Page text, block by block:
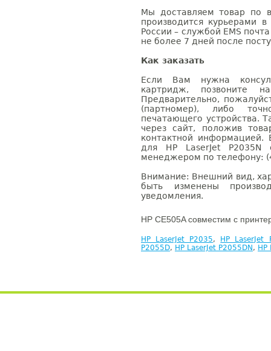
Мы доставляем товар по
производится курьерами
России – службой EMS
не более 7 дней после
Как заказать
Если Вам нужна
картридж, позвоните
Предварительно,
(партномер), либо
печатающего устройства.
через сайт, положив
контактной информацией.
для HP LaserJet
менеджером по телефону:
Внимание: Внешний вид,
быть изменены
уведомления.
HP CE505A совместим с
HP LaserJet P2035,
HP LaserJet
P2055D, HP LaserJet P2055DN , HP